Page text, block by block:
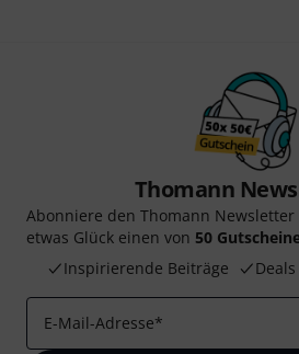
Thomann
Abonniere den Thomann
etwas Glück einen von 50
Inspirierende Beiträge
Deals
E-Mail-Adresse*